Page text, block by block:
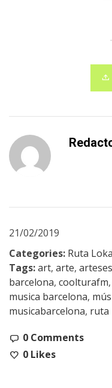
21/02/2019
Categories: Ruta
Tags:art, arte,
barcelona, coolturafm,
musica barcelona,
musicabarcelona, ruta
0 Comments
0 Likes